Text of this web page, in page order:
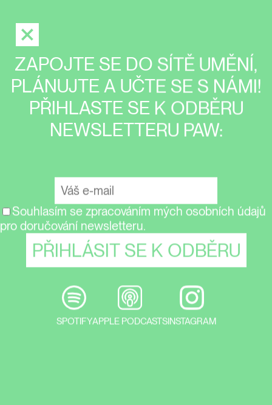
ZAPOJTE SE DO SÍTĚ UMĚNÍ,
PLÁNUJTE A UČTE SE S NÁMI!
PŘIHLASTE SE K ODBĚRU
NEWSLETTERU PAW:
Souhlasím se zpracováním mých osobních údajů
pro doručování newsletteru.
SPOTIFYAPPLE PODCASTSINSTAGRAM